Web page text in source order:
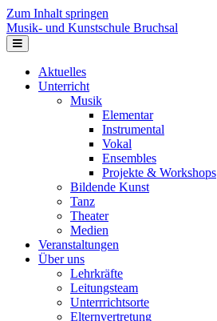
Zum Inhalt springen
Musik- und Kunstschule Bruchsal
Navigation
Aktuelles
Unterricht
Musik
Elementar
Instrumental
Vokal
Ensembles
Projekte & Workshops
Bildende Kunst
Tanz
Theater
Medien
Veranstaltungen
Über uns
Lehrkräfte
Leitungsteam
Unterrrichtsorte
Elternvertretung